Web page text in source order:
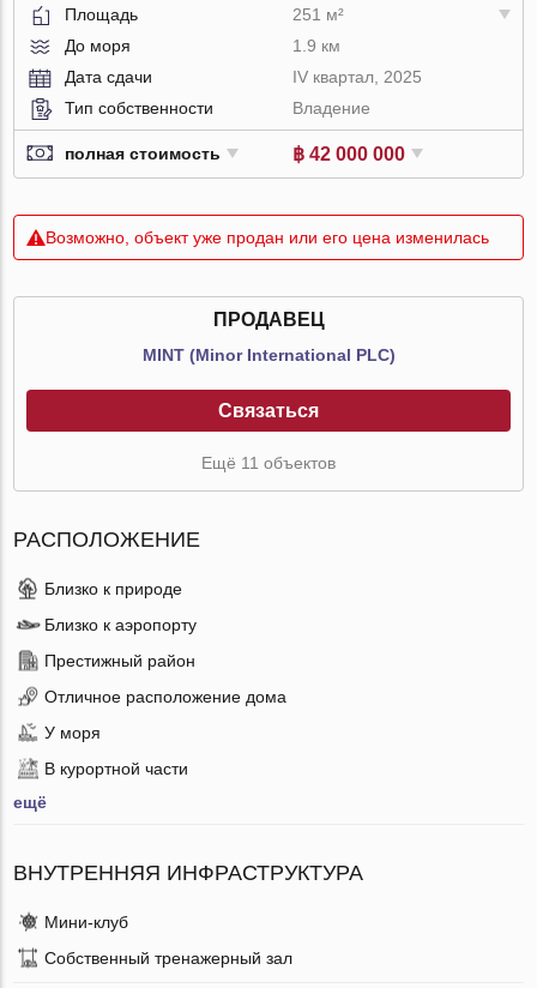
Площадь
251 м²
До моря
1.9 км
Дата сдачи
IV квартал, 2025
Тип собственности
Владение
полная стоимость ฿ 42 000 000
Возможно, объект уже продан или его цена изменилась
ПРОДАВЕЦ
MINT (Minor International PLC)
Связаться
Ещё 11 объектов
РАСПОЛОЖЕНИЕ
Близко к природе
Близко к аэропорту
Престижный район
Отличное расположение дома
У моря
В курортной части
ещё
ВНУТРЕННЯЯ ИНФРАСТРУКТУРА
Мини-клуб
Собственный тренажерный зал